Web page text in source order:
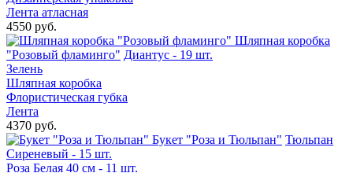
Лента атласная
4550 руб.
Шляпная коробка
"Розовый фламинго" Диантус - 19 шт.
Зелень
Шляпная коробка
Флористическая губка
Лента
4370 руб.
Букет "Роза и Тюльпан" Тюльпан
Сиреневый - 15 шт.
Роза Белая 40 см - 11 шт.